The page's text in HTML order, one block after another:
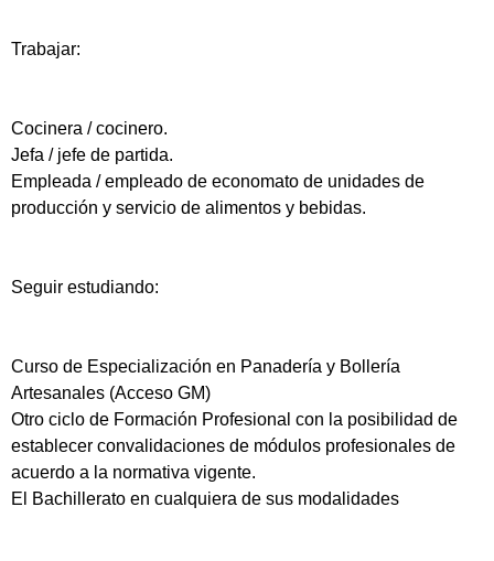
Trabajar:
Cocinera / cocinero.
Jefa / jefe de partida.
Empleada / empleado de economato de unidades de
producción y servicio de alimentos y bebidas.
Seguir estudiando:
Curso de Especialización en Panadería y Bollería
Artesanales (Acceso GM)
Otro ciclo de Formación Profesional con la posibilidad de
establecer convalidaciones de módulos profesionales de
acuerdo a la normativa vigente.
El Bachillerato en cualquiera de sus modalidades